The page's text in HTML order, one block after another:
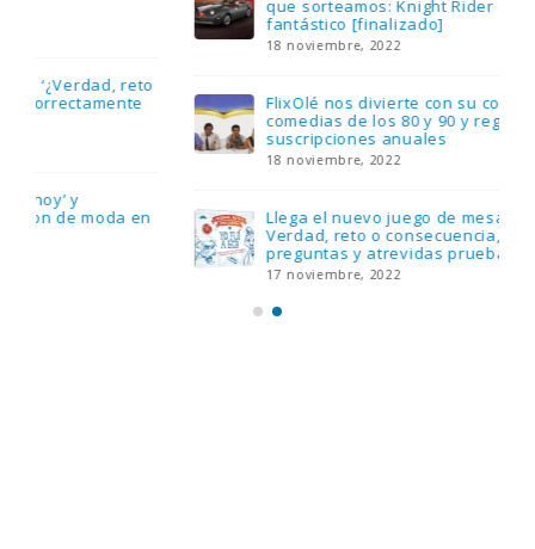
que sorteamos: Knight Rider – El coche
fantástico [finalizado]
FlixOlé nos divierte con su colección de
comedias de los 80 y 90 y regalamos tres
suscripciones anuales
Llega el nuevo juego de mesa Yo Fui a EGB:
Verdad, reto o consecuencia, con más
preguntas y atrevidas pruebas